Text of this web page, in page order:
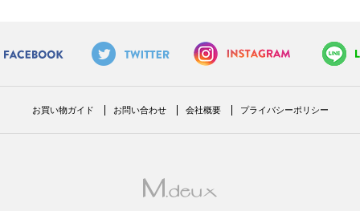
お買い物ガイド お問い合わせ 会社概要 プライバシーポリシー